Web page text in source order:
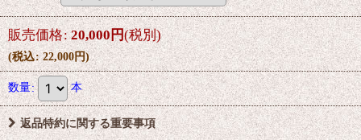
販売価格: 20,000円(税別)
(税込: 22,000円)
数量: 本
返品特約に関する重要事項